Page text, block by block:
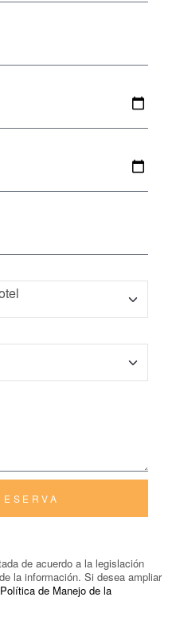
de acuerdo a la legislación
la información. Si desea ampliar
Política de Manejo de la